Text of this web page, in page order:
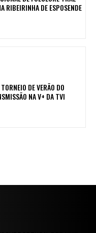
RIBEIRINHA DE ESPOSENDE
DE VERÃO DO
NA V+ DA TVI